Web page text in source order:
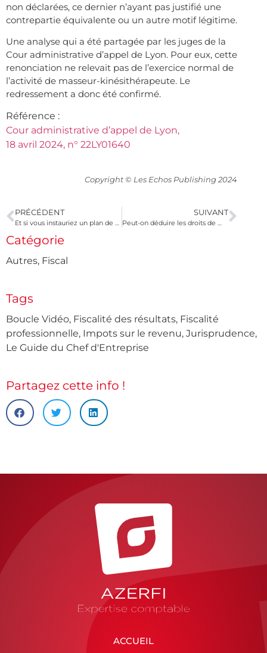
non déclarées, ce dernier n’ayant pas justifié une
contrepartie équivalente ou un autre motif légitime.
Une analyse qui a été partagée par les juges de la
Cour administrative d’appel de Lyon. Pour eux, cette
renonciation ne relevait pas de l’exercice normal de
l’activité de masseur-kinésithérapeute. Le
redressement a donc été confirmé.
Référence :
Cour administrative d’appel de Lyon,
18 avril 2024, n° 22LY01640
Copyright © Les Echos Publishing 2024
PRÉCÉDENT
Et si vous instauriez un plan de partage de la valorisation de votre entreprise ?
SUIVANT
Peut-on déduire les droits de mutation lors de la cession de titres obtenus par donation ?
Catégorie
Autres, Fiscal
Tags
Boucle Vidéo, Fiscalité des résultats, Fiscalité
professionnelle, Impots sur le revenu, Jurisprudence,
Le Guide du Chef d'Entreprise
Partagez cette info !
ACCUEIL